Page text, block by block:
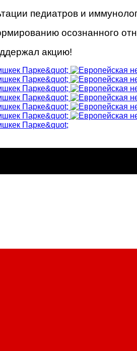
педиатров и
осознанного
акцию!